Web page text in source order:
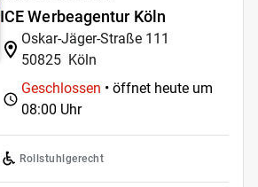
ICE Werbeagentur Köln
Oskar-Jäger-Straße 111
50825 Köln
Geschlossen • öffnet heute um
08:00 Uhr
Rollstuhlgerecht